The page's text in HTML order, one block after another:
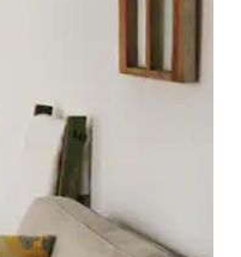
i dodirom ili prelaskom